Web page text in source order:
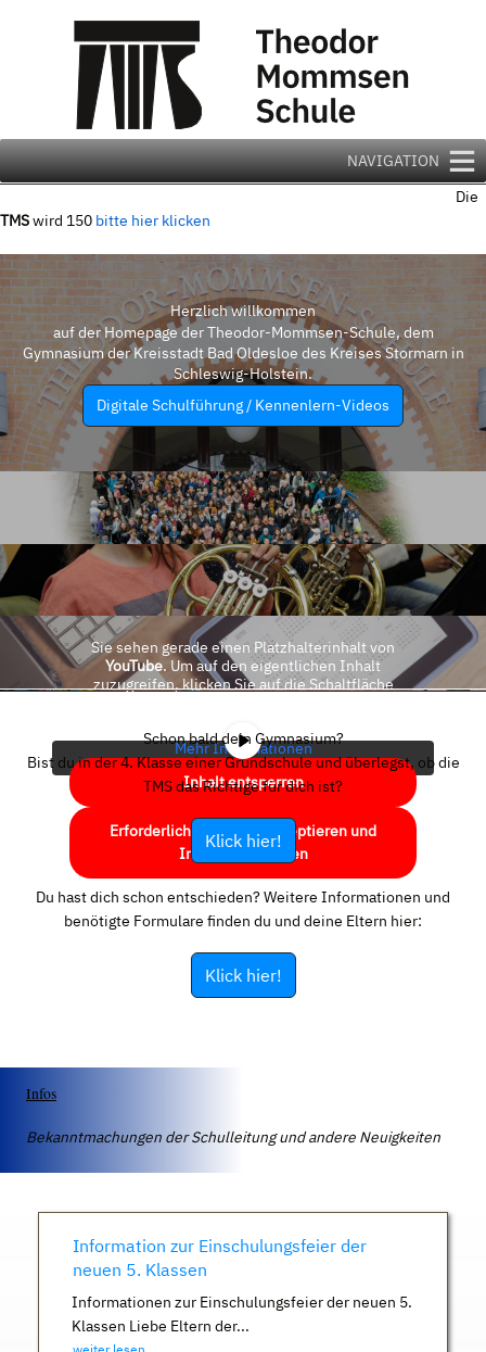
NAVIGATION
Die
TMSwird 150 bitte hier klicken
Herzlich willkommen
auf der Homepage der Theodor-Mommsen-Schule, dem
Gymnasium der Kreisstadt Bad Oldesloe des Kreises Stormarn in
Schleswig-Holstein.
Digitale Schulführung / Kennenlern-Videos
Sie sehen gerade einen Platzhalterinhalt von
YouTube. Um auf den eigentlichen Inhalt
zuzugreifen, klicken Sie auf die Schaltfläche
Mehr Informationen
Inhalt entsperren
Erforderlichen Service akzeptieren und
Inhalte entsperren
Schon bald dein Gymnasium?
Bist du in der 4. Klasse einer Grundschule und überlegst, ob die
TMS das Richtige für dich ist?
Klick hier!
Du hast dich schon entschieden? Weitere Informationen und
benötigte Formulare finden du und deine Eltern hier:
Klick hier!
Infos
Bekanntmachungen der Schulleitung und andere Neuigkeiten
Information zur Einschulungsfeier der
neuen 5. Klassen
Informationen zur Einschulungsfeier der neuen 5.
Klassen Liebe Eltern der...